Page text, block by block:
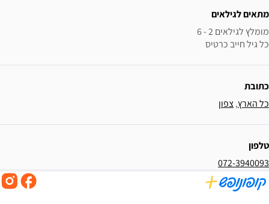
מתאים לגילאים
כל גיל חייב כרטיס
כתובת
כל הארץ, צפון
טלפון
072-3940093